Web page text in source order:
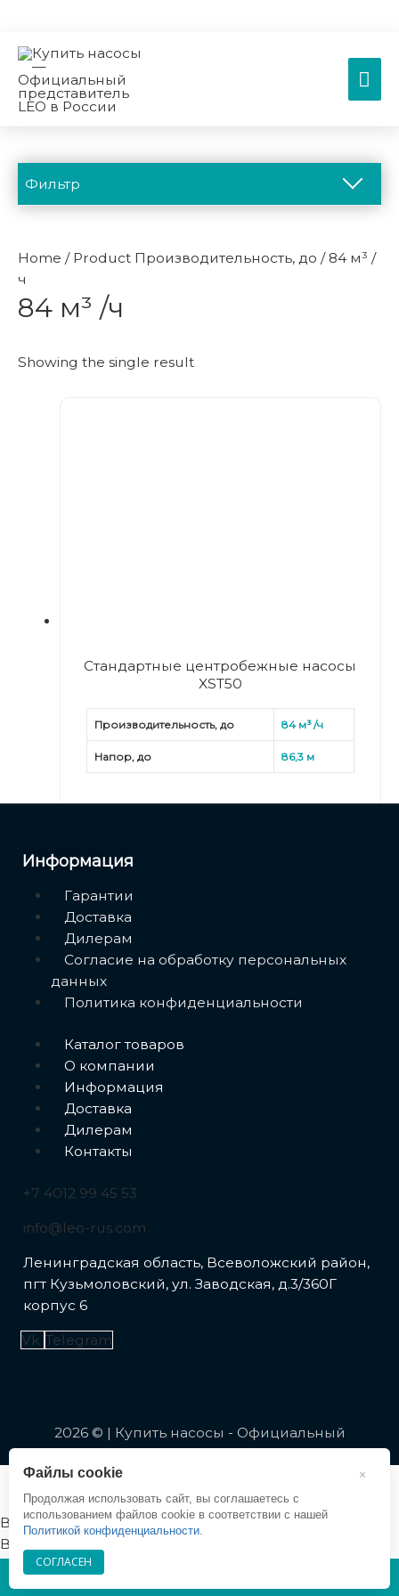
Фильтр
Каталог
Вертикальные многоступенчатые насосы
Вертикальные многоступенчатые насосы EVS
Стандартные центробежные насосы XZS
Строительные дренажные, песковые и шламовые
Дренажные насосы KBZ
Циркуляционные насосы LPP
Расширительные баки
Вертикальные расширительные баки AQUASKY
PUMPPLUS
Горизонтальные расширительные баки AQUASKY
Home / Product Производительность, до / 84 м³ /
ч
84 м³ /ч
Showing the single result
Стандартные центробежные насосы
XST50
Производительность, до 84 м³ /ч
Напор, до 86,3 м
Информация
Меню
Гарантии
Доставка
Дилерам
Согласие на обработку персональных
данных
Политика конфиденциальности
Меню
Каталог товаров
О компании
Информация
Доставка
Дилерам
Контакты
+7 4012 99 45 53
info@leo-rus.com
Ленинградская область, Всеволожский район,
пгт Кузьмоловский, ул. Заводская, д.3/360Г
корпус 6
Vk Telegram
2026 © | Купить насосы - Официальный
представитель LEO в России
Вход
Вход
Регистрация
Регистрация
×
Файлы cookie
Продолжая использовать сайт, вы соглашаетесь с
использованием файлов cookie в соответствии с нашей
Политикой конфиденциальности.
СОГЛАСЕН